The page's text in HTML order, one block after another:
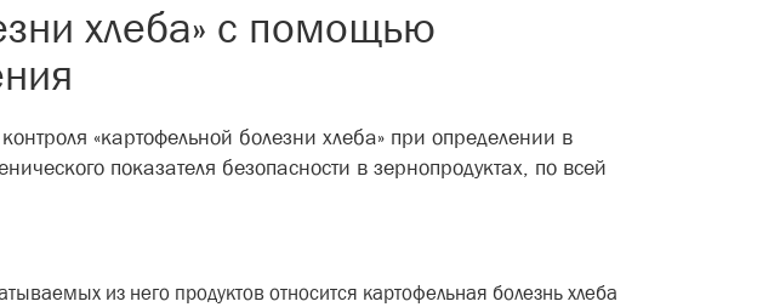
хлеба» с помощью
«картофельной болезни хлеба» при определении в
показателя безопасности в зернопродуктах, по всей
из него продуктов относится картофельная болезнь хлеба